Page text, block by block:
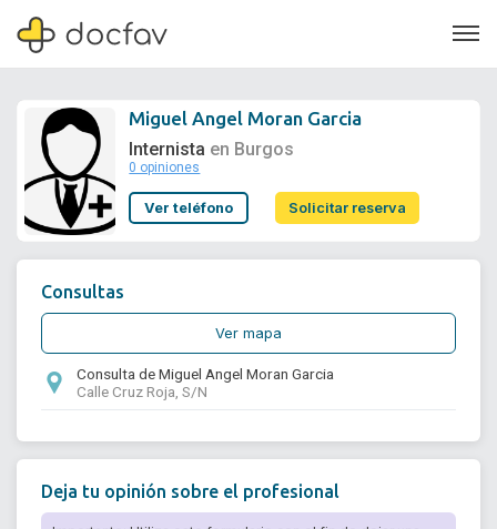
Soporte
Miguel Angel Moran Garcia
Internista en Burgos
0 opiniones
Ver teléfono Solicitar reserva
Consultas
Ver mapa
Consulta de Miguel Angel Moran Garcia
Calle Cruz Roja, S/N
Deja tu opinión sobre el profesional